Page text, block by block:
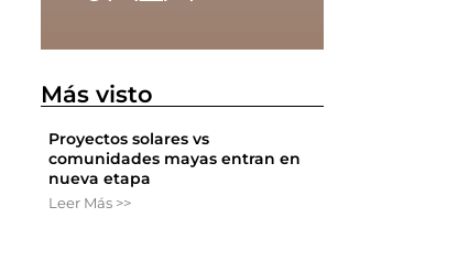
Más visto
Proyectos solares vs
comunidades mayas entran en
nueva etapa
Leer Más >>